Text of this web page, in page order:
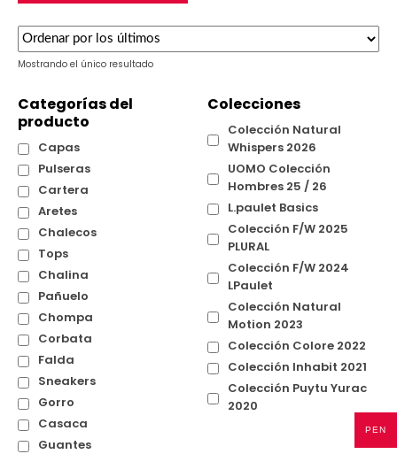
producto
tiene
múltiples
opciones
Mostrando el único resultado
Categorías del
producto
Capas
Pulseras
Cartera
Aretes
Chalecos
Tops
Chalina
Pañuelo
Chompa
Corbata
Falda
Sneakers
Gorro
Casaca
Guantes
Colecciones
Colección Natural
Whispers 2026
UOMO Colección
Hombres 25 / 26
L.paulet Basics
Colección F/W 2025
PLURAL
Colección F/W 2024
LPaulet
Colección Natural
Motion 2023
Colección Colore 2022
Colección Inhabit 2021
Colección Puytu Yurac
2020
PEN